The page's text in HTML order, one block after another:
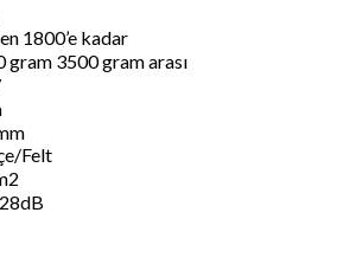
1800’e kadar
gram 3500 gram arası
Felt